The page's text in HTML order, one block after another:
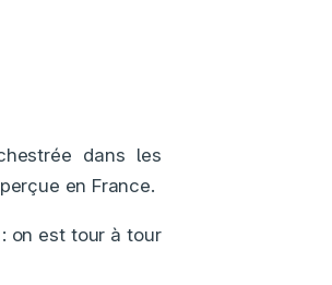
dans les
en France.
on est tour à tour